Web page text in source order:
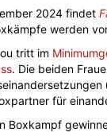
2024 findet
werden
tritt im
. Die beiden
für
Boxkampf